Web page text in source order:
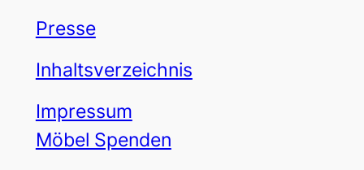
Presse
Inhaltsverzeichnis
Impressum
Möbel Spenden